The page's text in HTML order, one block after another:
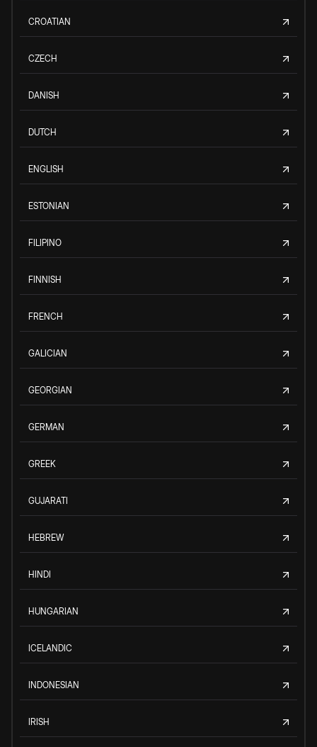
CROATIAN
CZECH
DANISH
DUTCH
ENGLISH
ESTONIAN
FILIPINO
FINNISH
FRENCH
GALICIAN
GEORGIAN
GERMAN
GREEK
GUJARATI
HEBREW
HINDI
HUNGARIAN
ICELANDIC
INDONESIAN
IRISH